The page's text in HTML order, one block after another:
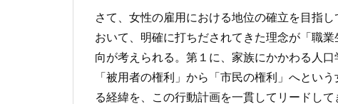
さて、女性の雇用における地位の確立を目指
おいて、明確に打ちだされてきた理念が「職
向が考えられる。第１に、家族にかかわる人
「被用者の権利」から「市民の権利」へとい
る経緯を、この行動計画を一貫してリードし